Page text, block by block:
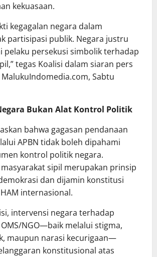
kekuasaan.
kegagalan negara dalam
partisipasi publik. Negara justru
pelaku persekusi simbolik terhadap
tegas Koalisi dalam siaran pers
Sabtu
Bukan Alat Kontrol Politik
bahwa gagasan pendanaan
APBN tidak boleh dipahami
kontrol politik negara.
sipil merupakan prinsip
dan dijamin konstitusi
internasional.
intervensi negara terhadap
NGO—baik melalui stigma,
maupun narasi kecurigaan—
konstitusional atas